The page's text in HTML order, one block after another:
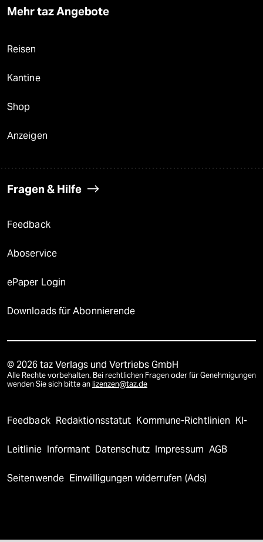
Mehr taz Angebote
Reisen
Kantine
Shop
Anzeigen
Fragen & Hilfe
Feedback
Aboservice
ePaper Login
Downloads für Abonnierende
© 2026 taz Verlags und Vertriebs GmbH
Alle Rechte vorbehalten. Bei rechtlichen Fragen oder für Genehmigungen
wenden Sie sich bitte an lizenzen@taz.de
Feedback Redaktionsstatut Kommune-Richtlinien KI-
Leitlinie Informant Datenschutz Impressum AGB
Seitenwende Einwilligungen widerrufen (Ads)